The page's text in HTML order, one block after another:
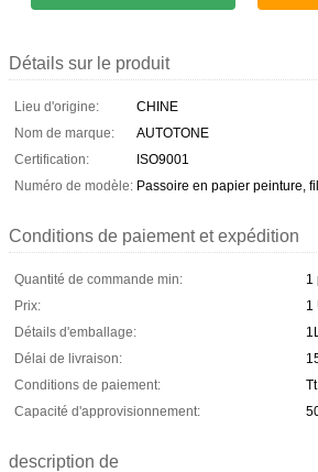
Détails sur le produit
Lieu d'origine:
CHINE
Nom de marque:
AUTOTONE
Certification:
ISO9001
Numéro de modèle: Passoire en papier peinture,
Conditions de paiement et expédition
Quantité de commande min:
1
Prix:
1
Détails d'emballage:
Délai de livraison:
Conditions de paiement:
Tt
Capacité d'approvisionnement:
description de